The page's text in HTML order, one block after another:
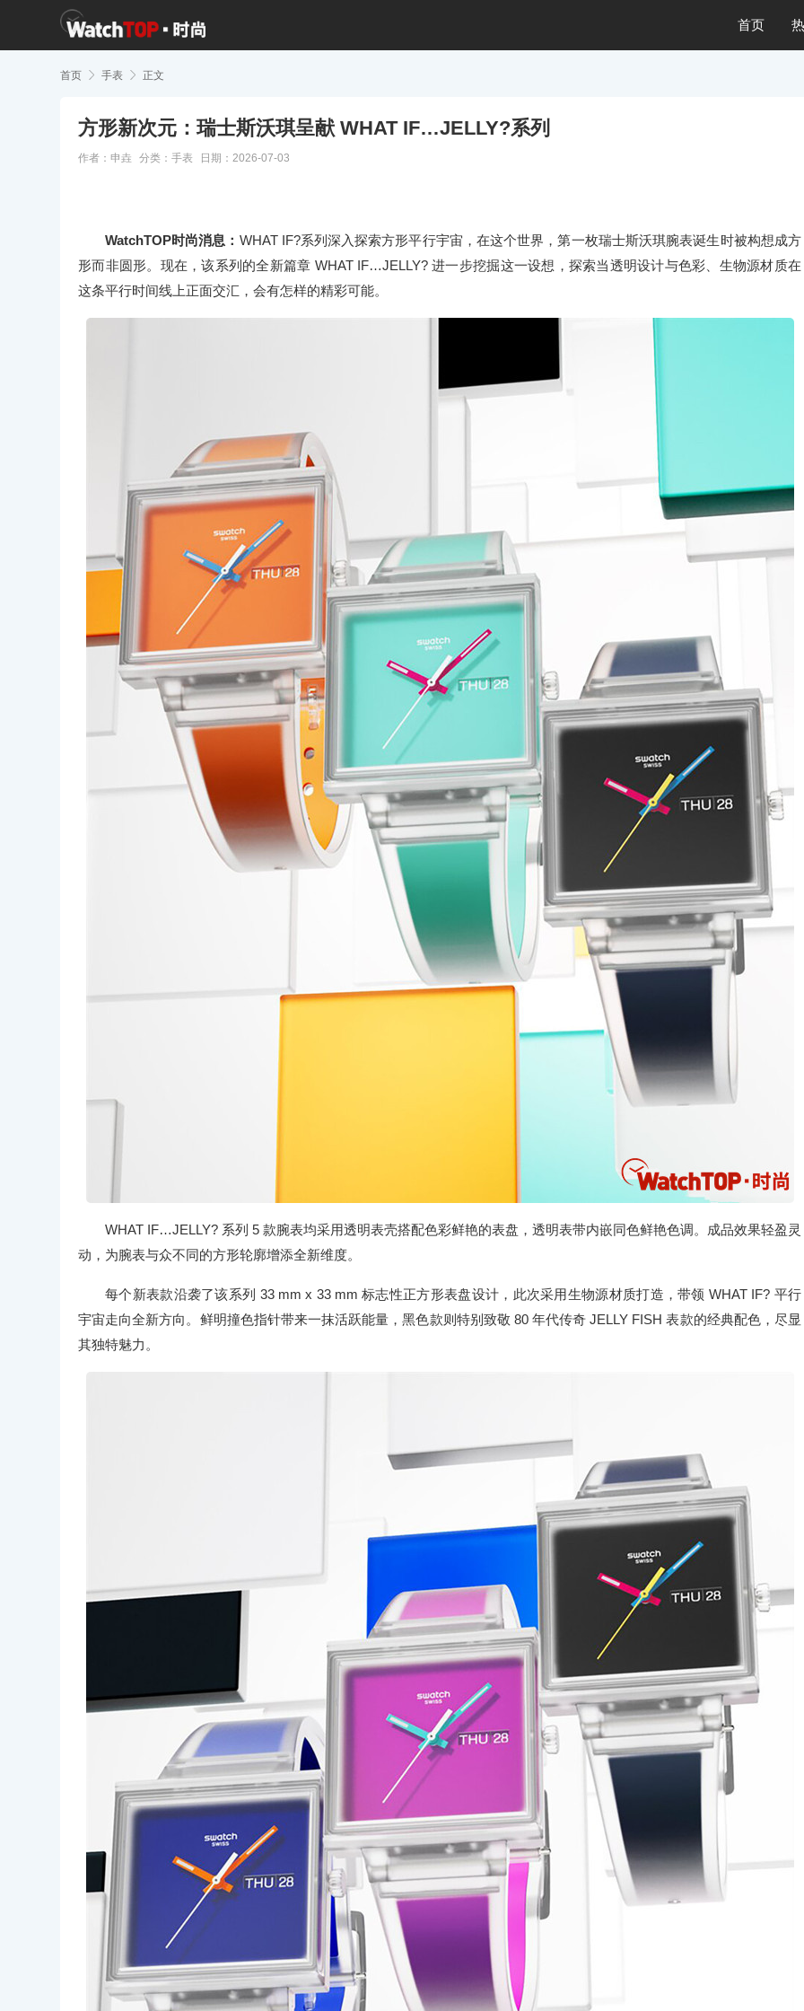
首页
首页  手表  正文
方形新次元：瑞士斯沃琪呈献 WHAT IF…JELLY?系列
作者：申垚 分类： 手表 日期：2026-07-03
WatchTOP时尚消息： WHAT IF?系列 深入探索方形平行宇宙，在这个世界，第一枚瑞士斯沃琪腕表诞生时被构想成方
形而非圆形。现在，该系列的全新篇章 WHAT IF…JELLY? 进一步挖掘这一设想，探索当透明设计与色彩、生物源材质在
这条平行时间线上正面交汇，会有怎样的精彩可能。
WHAT IF…JELLY? 系列 5 款腕表均采用透明表壳搭配色彩鲜艳的表盘，透明表带内嵌同色鲜艳色调。成品效果轻盈灵
动，为腕表与众不同的方形轮廓增添全新维度。
每个新表款沿袭了该系列 33 mm x 33 mm 标志性正方形表盘设计，此次采用生物源材质打造，带领 WHAT IF? 平行
宇宙走向全新方向。鲜明撞色指针带来一抹活跃能量，黑色款则特别致敬 80 年代传奇 JELLY FISH 表款的经典配色，尽显
其独特魅力。